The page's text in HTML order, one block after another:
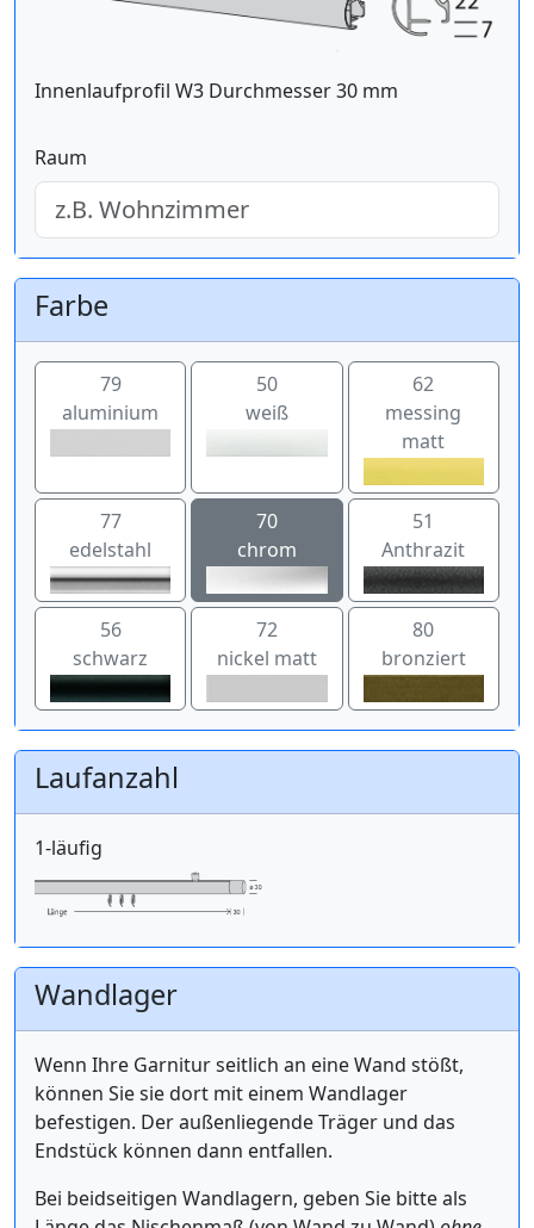
Innenlaufprofil W3 Durchmesser 30 mm
Raum
Farbe
79
aluminium
50
weiß
62
messing
matt
77
edelstahl
70
chrom
51
Anthrazit
56
schwarz
72
nickel matt
80
bronziert
Laufanzahl
1-läufig
Wandlager
Wenn Ihre Garnitur seitlich an eine Wand stößt,
können Sie sie dort mit einem Wandlager
befestigen. Der außenliegende Träger und das
Endstück können dann entfallen.
Bei beidseitigen Wandlagern, geben Sie bitte als